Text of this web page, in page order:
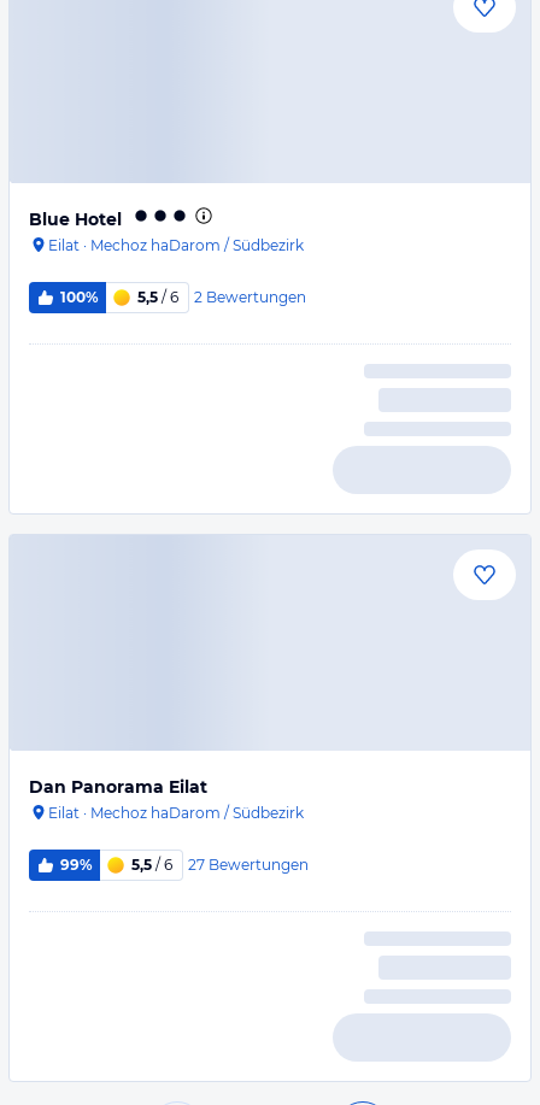
Blue Hotel
Eilat · Mechoz haDarom / Südbezirk
100% 5,5 / 6 2 Bewertungen
Dan Panorama Eilat
Eilat · Mechoz haDarom / Südbezirk
99% 5,5 / 6 27 Bewertungen